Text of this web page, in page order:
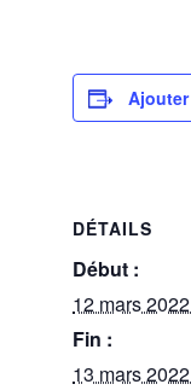
DÉTAILS
Début :
12 mars
Fin :
13 mars